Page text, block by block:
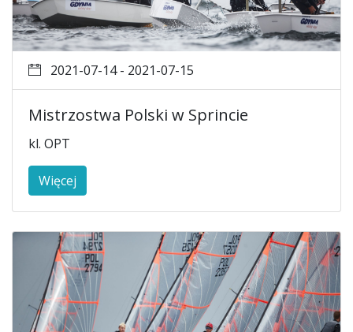
2021-07-14 - 2021-07-15
Mistrzostwa Polski w Sprincie
kl. OPT
Więcej